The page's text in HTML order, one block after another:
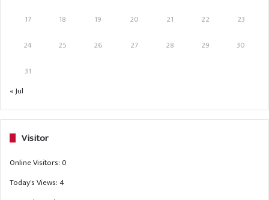
17
18 19 20 21 22
23
24
25 26 27 28 29
30
31
« Jul
Visitor
Online Visitors:0
Today's Views:4